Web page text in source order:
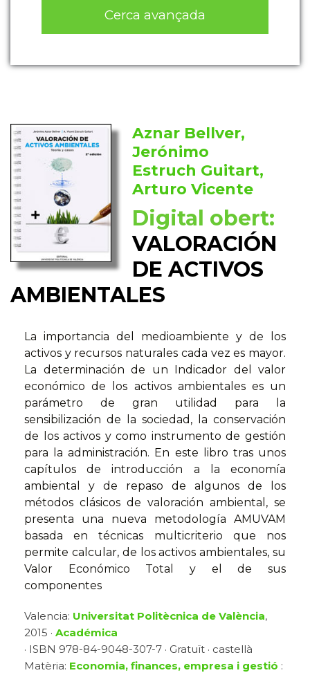
Cerca avançada
Aznar Bellver,
Jerónimo
Estruch Guitart,
Arturo Vicente
Digital obert:
VALORACIÓN
DE ACTIVOS
AMBIENTALES
La importancia del medioambiente y de los
activos y recursos naturales cada vez es mayor.
La determinación de un Indicador del valor
económico de los activos ambientales es un
parámetro de gran utilidad para la
sensibilización de la sociedad, la conservación
de los activos y como instrumento de gestión
para la administración. En este libro tras unos
capítulos de introducción a la economía
ambiental y de repaso de algunos de los
métodos clásicos de valoración ambiental, se
presenta una nueva metodología AMUVAM
basada en técnicas multicriterio que nos
permite calcular, de los activos ambientales, su
Valor Económico Total y el de sus
componentes
Valencia: Universitat Politècnica de València,
2015 · Académica
· ISBN 978-84-9048-307-7 · Gratuït · castellà
Matèria: Economia, finances, empresa i gestió :